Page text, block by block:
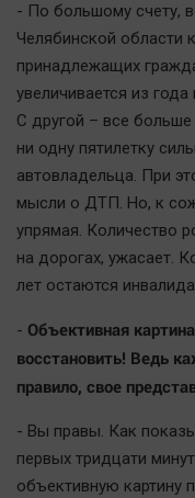
ЖКХ
Интервью
Качество жизни
Конкурс
Народная журналистика
Обсуждаем
Отдых
Персона
Последняя инстанция
Светская жизнь
Точка на карте
- По большому счету,
Челябинской области
принадлежащих
увеличивается из
С другой – все
ни одну пятилетку
автовладельца. При
мысли о ДТП. Но, к
упрямая. Количество
на дорогах, ужасает.
лет остаются
- Объективная
восстановить! Ведь
правило, свое
- Вы правы. Как
первых тридцати
объективную картину